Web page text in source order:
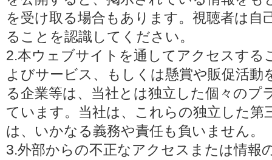
を受け取る場合もあります。視聴者は自
ることを認識してください。
2.本ウェブサイトを通してアクセスする
よびサービス、もしくは懸賞や販促活動
る企業等は、当社とは独立した個々のプ
ています。当社は、これらの独立した第
は、いかなる義務や責任も負いません。
3.外部からの不正なアクセスまたは情報